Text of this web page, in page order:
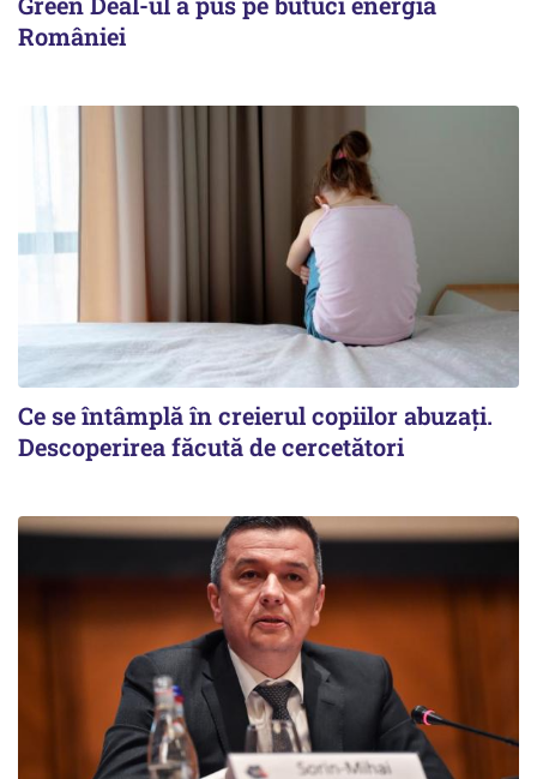
României
Ce se întâmplă în creierul copiilor abuzați.
Descoperirea făcută de cercetători